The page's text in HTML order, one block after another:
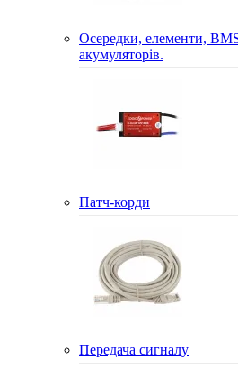
Осередки, елементи,
акумуляторів.
Патч-корди
Передача сигналу